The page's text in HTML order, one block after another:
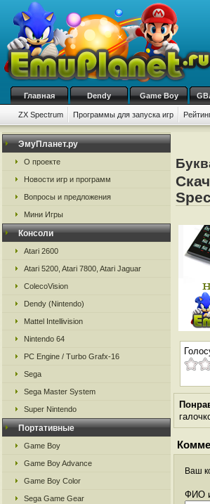
Главная Dendy Game Boy
ZX Spectrum Программы для запуска игр
ЭмуПланет.ру
О проекте
Новости игр и программ
Вопросы и предложения
Мини Игры
Консоли
Atari 2600
Atari 5200, Atari 7800, Atari Jaguar
ColecoVision
Dendy (Nintendo)
Mattel Intellivision
Nintendo 64
PC Engine / Turbo Grafx-16
Sega
Sega Master System
Super Nintendo
Портативные
Game Boy
Game Boy Advance
Game Boy Color
Sega Game Gear
Ваш
ФИО